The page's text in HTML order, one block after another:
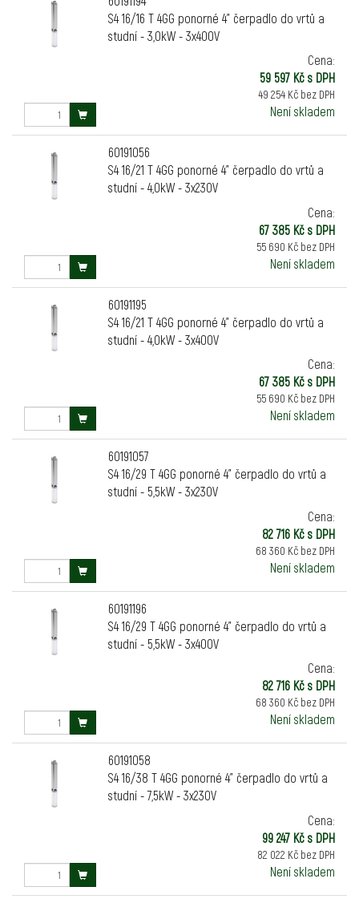
S4 16/16 T 4GG ponorné 4" čerpadlo do vrtů a
studní - 3,0kW - 3x400V
Cena:
59 597 Kč s DPH
49 254 Kč bez DPH
Není skladem
60191056
S4 16/21 T 4GG ponorné 4" čerpadlo do vrtů a
studní - 4,0kW - 3x230V
Cena:
67 385 Kč s DPH
55 690 Kč bez DPH
Není skladem
60191195
S4 16/21 T 4GG ponorné 4" čerpadlo do vrtů a
studní - 4,0kW - 3x400V
Cena:
67 385 Kč s DPH
55 690 Kč bez DPH
Není skladem
60191057
S4 16/29 T 4GG ponorné 4" čerpadlo do vrtů a
studní - 5,5kW - 3x230V
Cena:
82 716 Kč s DPH
68 360 Kč bez DPH
Není skladem
60191196
S4 16/29 T 4GG ponorné 4" čerpadlo do vrtů a
studní - 5,5kW - 3x400V
Cena:
82 716 Kč s DPH
68 360 Kč bez DPH
Není skladem
60191058
S4 16/38 T 4GG ponorné 4" čerpadlo do vrtů a
studní - 7,5kW - 3x230V
Cena:
99 247 Kč s DPH
82 022 Kč bez DPH
Není skladem